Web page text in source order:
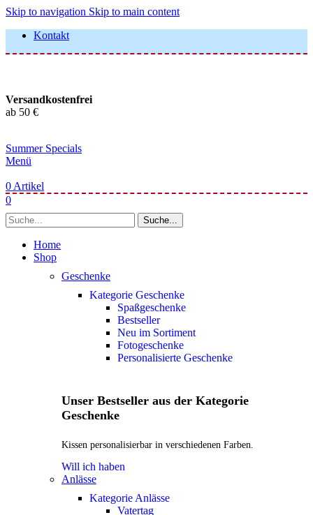
Skip to navigation Skip to main content
Kontakt
Versandkostenfrei
ab 50 €
Summer Specials
Menü
0 Artikel
0
Suche...
Home
Shop
Geschenke
Kategorie Geschenke
Spaßgeschenke
Bestseller
Neu im Sortiment
Fotogeschenke
Personalisierte Geschenke
Unser Bestseller aus der Kategorie
Geschenke
Kissen personalisierbar in verschiedenen Farben.
Will ich haben
Anlässe
Kategorie Anlässe
Vatertag